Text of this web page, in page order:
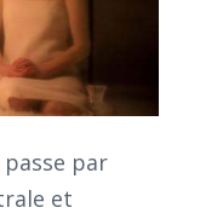
par
et